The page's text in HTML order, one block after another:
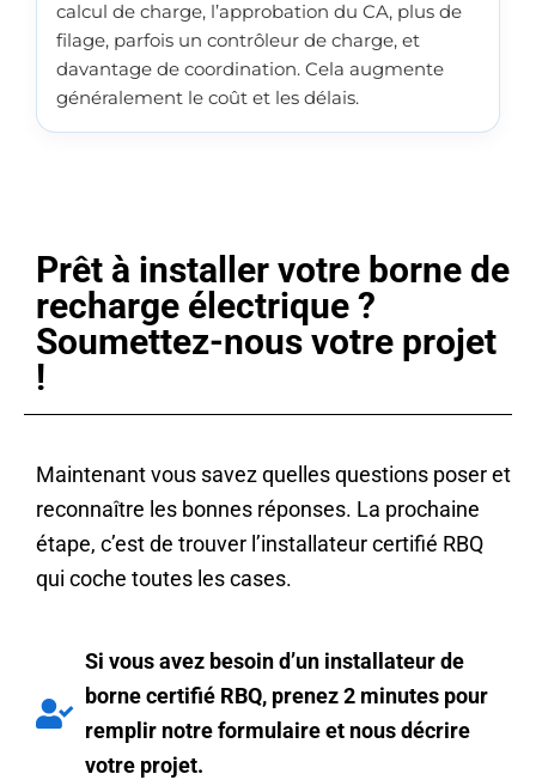
calcul de charge, l’approbation du CA, plus de
filage, parfois un contrôleur de charge, et
davantage de coordination. Cela augmente
généralement le coût et les délais.
Prêt à installer votre borne de
recharge électrique ?
Soumettez-nous votre projet
!
Maintenant vous savez quelles questions poser et
reconnaître les bonnes réponses. La prochaine
étape, c’est de trouver l’installateur certifié RBQ
qui coche toutes les cases.
Si vous avez besoin d’un installateur de
borne certifié RBQ, prenez 2 minutes pour
remplir notre formulaire et nous décrire
votre projet.